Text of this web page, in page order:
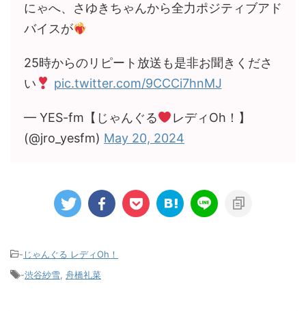
にゃへ、さゆきちゃんから全力ポジティブアド
バイスが
25時からのリピート放送も是非お聞きくださ
い
pic.twitter.com/9CCCi7hnMJ
— YES-fm【じゃんぐる
レディOh！】
(@jro_yesfm) May 20, 2024
- じゃんぐる レディOh！
-渋谷紗雪 舟橋礼菜